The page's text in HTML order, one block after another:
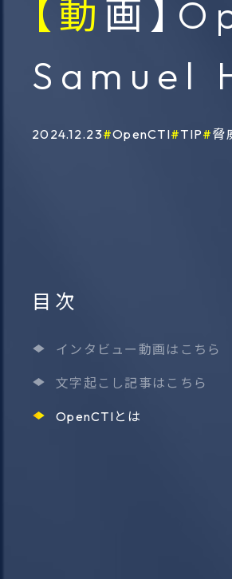
ク
【動画】OpenCTIを展開するFiligran社 CEO
Samuel
2024.12.23 OpenCTI TIP 脅
目次
インタビュー動画はこちら
文字起こし記事はこちら
OpenCTIとは